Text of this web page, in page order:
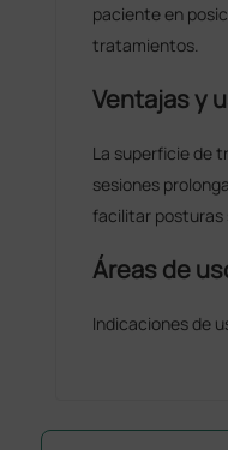
paciente en
tratamientos.
Ventajas y
La superficie de
sesiones
facilitar
Áreas de
Indicaciones de